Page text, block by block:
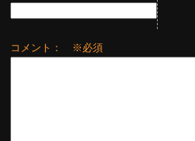
コメント： ※必須